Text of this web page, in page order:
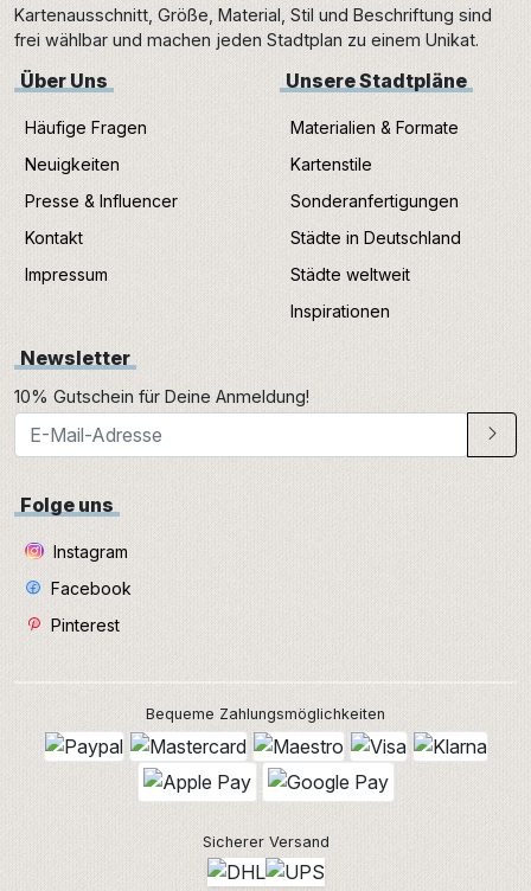
Kartenausschnitt, Größe, Material, Stil und Beschriftung sind
frei wählbar und machen jeden Stadtplan zu einem Unikat.
Über Uns
Häufige Fragen
Neuigkeiten
Presse & Influencer
Kontakt
Impressum
Unsere Stadtpläne
Materialien & Formate
Kartenstile
Sonderanfertigungen
Städte in Deutschland
Städte weltweit
Inspirationen
Newsletter
10% Gutschein für Deine Anmeldung!
Folge uns
Instagram
Facebook
Pinterest
Bequeme Zahlungsmöglichkeiten
Sicherer Versand